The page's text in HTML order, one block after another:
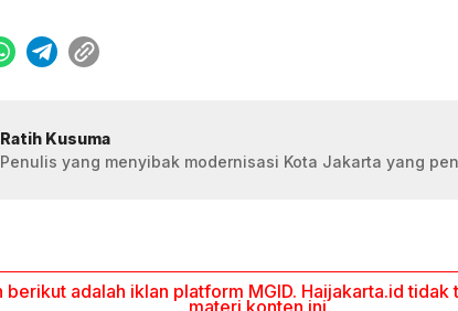
Ratih Kusuma
Penulis yang menyibak modernisasi Kota Jakarta yang